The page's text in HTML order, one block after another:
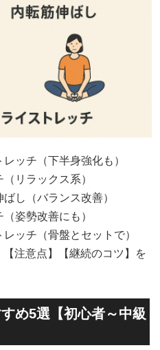
ッチ（下半身強化も）
リラックス系）
し（バランス改善）
姿勢改善にも）
ッチ（骨盤とセットで）
注意点】【継続のコツ】を
め5選【初心者～中級